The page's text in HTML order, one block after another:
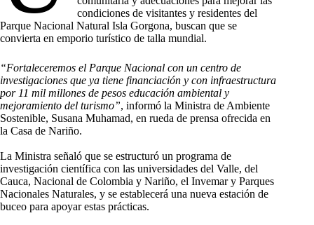
condiciones de visitantes y residentes del
Parque Nacional Natural Isla Gorgona, buscan que se
convierta en emporio turístico de talla mundial.
“Fortaleceremos el Parque Nacional con un centro de
investigaciones que ya tiene financiación y con infraestructura
por 11 mil millones de pesos educación ambiental y
mejoramiento del turismo”, informó la Ministra de Ambiente
Sostenible, Susana Muhamad, en rueda de prensa ofrecida en
la Casa de Nariño.
La Ministra señaló que se estructuró un programa de
investigación científica con las universidades del Valle, del
Cauca, Nacional de Colombia y Nariño, el Invemar y Parques
Nacionales Naturales, y se establecerá una nueva estación de
buceo para apoyar estas prácticas.